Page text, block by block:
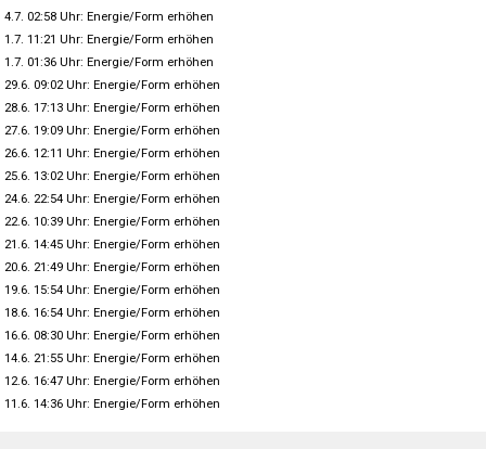
4.7. 02:58 Uhr: Energie/Form erhöhen
1.7. 11:21 Uhr: Energie/Form erhöhen
1.7. 01:36 Uhr: Energie/Form erhöhen
29.6. 09:02 Uhr: Energie/Form erhöhen
28.6. 17:13 Uhr: Energie/Form erhöhen
27.6. 19:09 Uhr: Energie/Form erhöhen
26.6. 12:11 Uhr: Energie/Form erhöhen
25.6. 13:02 Uhr: Energie/Form erhöhen
24.6. 22:54 Uhr: Energie/Form erhöhen
22.6. 10:39 Uhr: Energie/Form erhöhen
21.6. 14:45 Uhr: Energie/Form erhöhen
20.6. 21:49 Uhr: Energie/Form erhöhen
19.6. 15:54 Uhr: Energie/Form erhöhen
18.6. 16:54 Uhr: Energie/Form erhöhen
16.6. 08:30 Uhr: Energie/Form erhöhen
14.6. 21:55 Uhr: Energie/Form erhöhen
12.6. 16:47 Uhr: Energie/Form erhöhen
11.6. 14:36 Uhr: Energie/Form erhöhen